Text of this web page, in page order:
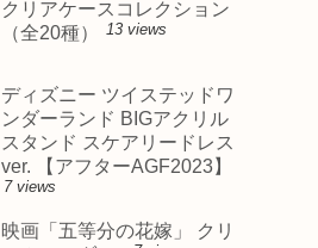
クリアケースコレクション
（全20種）
13 views
ディズニー ツイステッドワ
ンダーランド BIGアクリル
スタンド スケアリードレス
ver. 【アフターAGF2023】
7 views
映画「五等分の花嫁」 クリ